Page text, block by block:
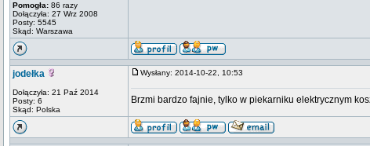
Pomogła: 86 razy
Dołączyła: 27 Wrz 2008
Posty: 5545
Skąd: Warszawa
jodełka
Dołączyła: 21 Paź 2014
Posty: 6
Skąd: Polska
Wysłany: 2014-10-22, 10:53
Brzmi bardzo fajnie, tylko w piekarniku elektrycznym